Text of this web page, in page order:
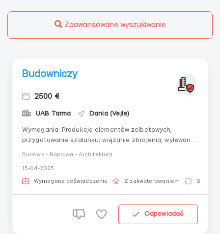
Zaawansowane wyszukiwanie
Budowniczy
2500 €
UAB Tarma Dania (Vejle)
Wymagania: Produkcja elementów żelbetowych;
przygotowanie szalunku; wiązanie zbrojenia; wylewanie
transport do miejsca pracy. Od kandydatów wymaga się
posiadania prawa jazdy, doświadczenia zawodo...
Budowa - Naprawa - Architektura
15-04-2025
Wymagane doświadczenie Z zakwaterowaniem Stała
Odpowiadać